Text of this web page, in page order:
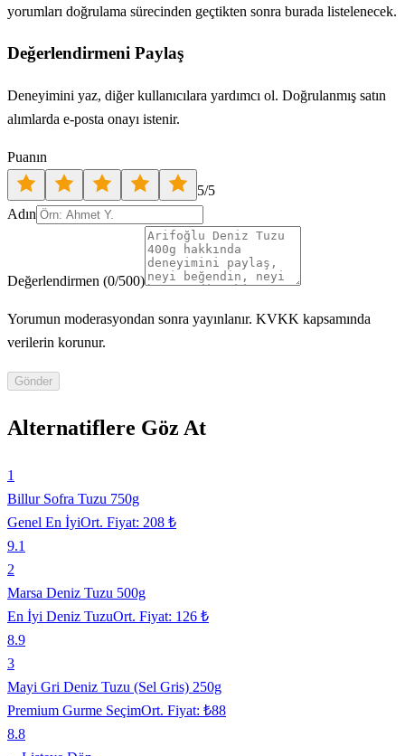
yorumları doğrulama sürecinden geçtikten sonra burada listelenecek.
Değerlendirmeni Paylaş
Deneyimini yaz, diğer kullanıcılara yardımcı ol. Doğrulanmış satın
alımlarda e-posta onayı istenir.
Puanın
5/5
Adın
Değerlendirmen (0/500)
Yorumun moderasyondan sonra yayınlanır. KVKK kapsamında
verilerin korunur.
Gönder
Alternatiflere Göz At
1
Billur Sofra Tuzu 750g
Genel En İyiOrt. Fiyat: 208 ₺
9.1
2
Marsa Deniz Tuzu 500g
En İyi Deniz TuzuOrt. Fiyat: 126 ₺
8.9
3
Mayi Gri Deniz Tuzu (Sel Gris) 250g
Premium Gurme SeçimOrt. Fiyat: ₺88
8.8